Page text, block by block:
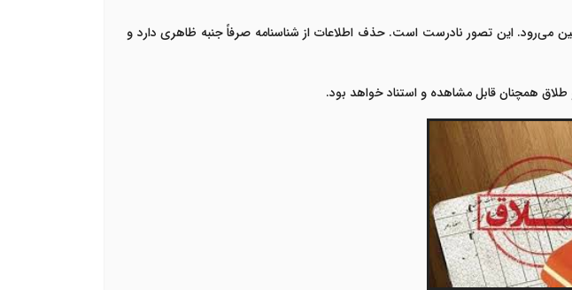
بین می‌رود. این تصور نادرست است. حذف اطلاعات از شناسنامه صرفاً جنبه ظاهری دارد و
و طلاق همچنان قابل مشاهده و استناد خواهد بود.